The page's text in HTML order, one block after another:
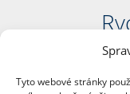
Tyto webové stránky